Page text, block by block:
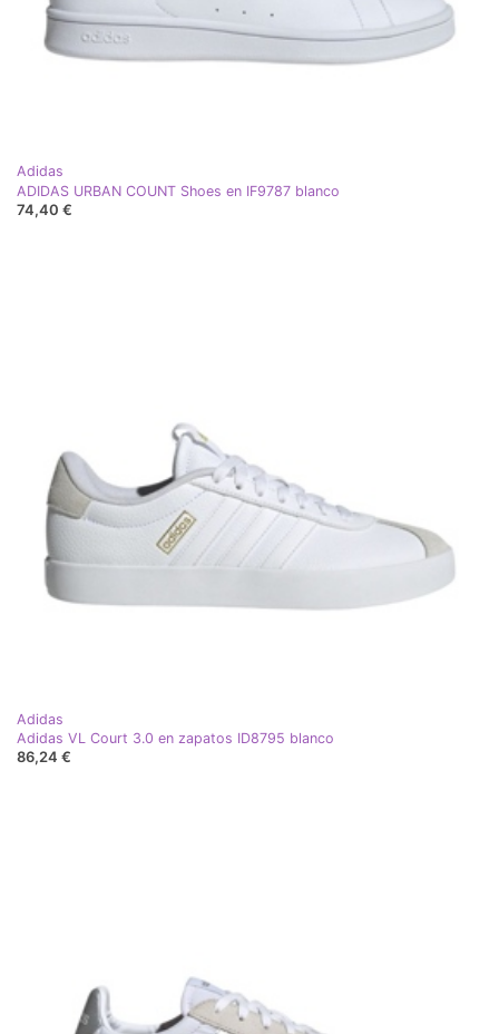
Adidas
ADIDAS URBAN COUNT Shoes en IF9787 blanco
74,40 €
Adidas
Adidas VL Court 3.0 en zapatos ID8795 blanco
86,24 €